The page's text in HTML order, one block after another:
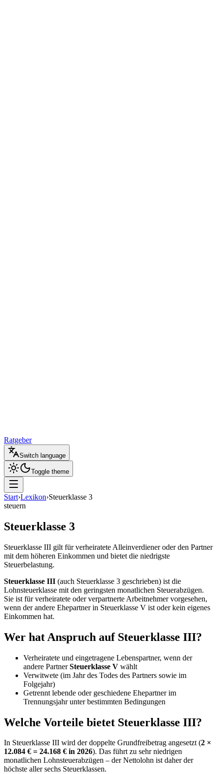
Ratgeber
Switch language
Toggle theme
Start›Lexikon›Steuerklasse 3
steuern
Steuerklasse 3
Steuerklasse III gilt für verheiratete Alleinverdiener oder den Partner
mit dem höheren Einkommen und bietet die niedrigste
Steuerbelastung.
Steuerklasse III (auch Steuerklasse 3 geschrieben) ist die
Lohnsteuerklasse mit den geringsten monatlichen Steuerabzügen.
Sie ist für verheiratete oder verpartnerte Arbeitnehmer vorgesehen,
wenn der andere Ehepartner in Steuerklasse V ist oder kein eigenes
Einkommen hat.
Wer hat Anspruch auf Steuerklasse III?
Verheiratete und eingetragene Lebenspartner, wenn der
andere PartnerSteuerklasse V wählt
Verwitwete (im Jahr des Todes des Partners sowie im
Folgejahr)
Getrennt lebende oder geschiedene Ehepartner im
Trennungsjahr unter bestimmten Bedingungen
Welche Vorteile bietet Steuerklasse III?
In Steuerklasse III wird der doppelte Grundfreibetrag angesetzt (2 ×
12.084 € = 24.168 € in 2026). Das führt zu sehr niedrigen
monatlichen Lohnsteuerabzügen – der Nettolohn ist daher der
höchste aller sechs Steuerklassen.